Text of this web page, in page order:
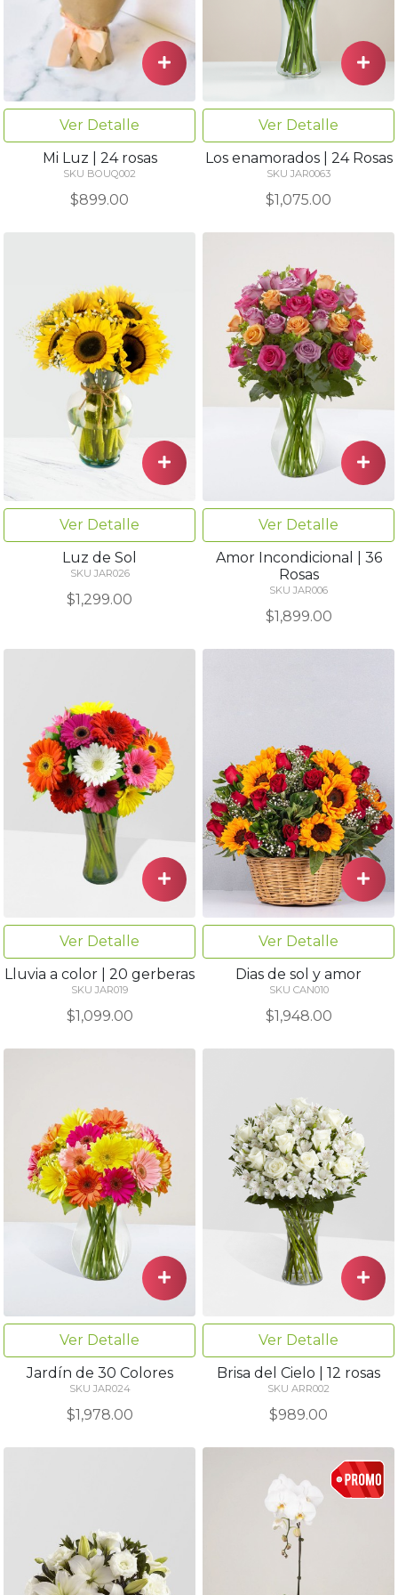
Ver Detalle
Mi Luz | 24 rosas
SKU BOUQ002
$899.00
Ver Detalle
Los enamorados | 24 Rosas
SKU JAR0063
$1,075.00
Ver Detalle
Luz de Sol
SKU JAR026
$1,299.00
Ver Detalle
Amor Incondicional | 36
Rosas
SKU JAR006
$1,899.00
Ver Detalle
Lluvia a color | 20 gerberas
SKU JAR019
$1,099.00
Ver Detalle
Dias de sol y amor
SKU CAN010
$1,948.00
Ver Detalle
Jardín de 30 Colores
SKU JAR024
$1,978.00
Ver Detalle
Brisa del Cielo | 12 rosas
SKU ARR002
$989.00